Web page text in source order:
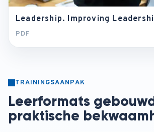
Leadership. Improving
PDF
TRAININGSAANPAK
Leerformats
praktische